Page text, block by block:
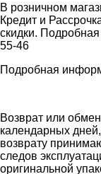
В розничном
Кредит и
скидки.
55-46
Подробная
Возврат или
календарных
возврату
следов
оригинальной